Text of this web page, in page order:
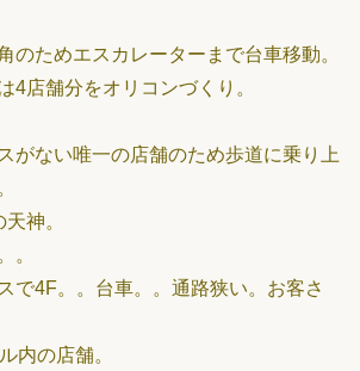
のためエスカレーターまで台車移動。
4店舗分をオリコンづくり。
がない唯一の店舗のため歩道に乗り上
神。
。
で4F。。台車。。通路狭い。お客さ
内の店舗。